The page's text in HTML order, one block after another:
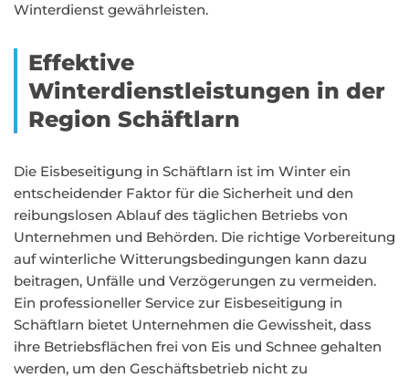
Winterdienst gewährleisten.
Effektive
Winterdienstleistungen in der
Region Schäftlarn
Die Eisbeseitigung in Schäftlarn ist im Winter ein
entscheidender Faktor für die Sicherheit und den
reibungslosen Ablauf des täglichen Betriebs von
Unternehmen und Behörden. Die richtige Vorbereitung
auf winterliche Witterungsbedingungen kann dazu
beitragen, Unfälle und Verzögerungen zu vermeiden.
Ein professioneller Service zur Eisbeseitigung in
Schäftlarn bietet Unternehmen die Gewissheit, dass
ihre Betriebsflächen frei von Eis und Schnee gehalten
werden, um den Geschäftsbetrieb nicht zu